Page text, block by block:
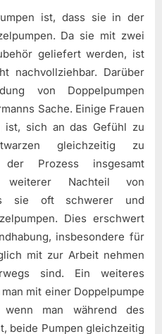
ist, dass sie in der
Da sie mit zwei
geliefert werden, ist
nachvollziehbar. Darüber
von Doppelpumpen
Sache. Einige Frauen
ist, sich an das Gefühl zu
gleichzeitig zu
Prozess insgesamt
Nachteil von
sie oft schwerer und
Dies erschwert
insbesondere für
mit zur Arbeit nehmen
sind. Ein weiteres
mit einer Doppelpumpe
man während des
beide Pumpen gleichzeitig